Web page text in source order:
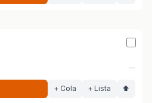
—
+ Cola + Lista ⬆